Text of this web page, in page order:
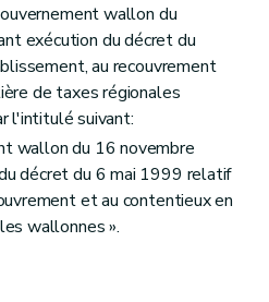
wallon du
exécution du décret du
au recouvrement
de taxes régionales
l'intitulé suivant:
wallon du 16 novembre
décret du 6 mai 1999 relatif
et au contentieux en
wallonnes ».